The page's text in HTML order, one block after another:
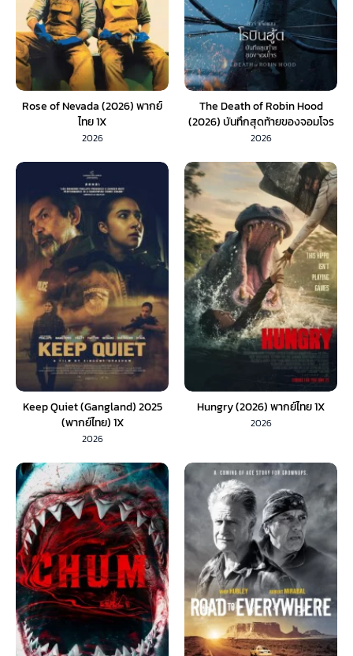
Rose of Nevada (2026) พากย์
ไทย 1X
2026
The Death of Robin Hood
(2026) บันทึกสุดท้ายของจอมโจร
(พากย์ไทย) 1X
2026
Keep Quiet (Gangland) 2025
(พากย์ไทย) 1X
2026
Hungry (2026) พากย์ไทย 1X
2026